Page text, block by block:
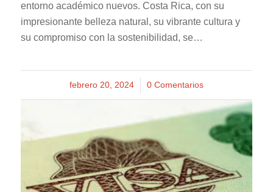
entorno académico nuevos. Costa Rica, con su
impresionante belleza natural, su vibrante cultura y
su compromiso con la sostenibilidad, se…
febrero 20, 2024
/ 0 Comentarios